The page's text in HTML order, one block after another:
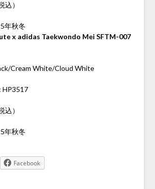
）
年秋冬
x adidas Taekwondo Mei SFTM-007
Cream White/Cloud White
HP3517
）
年秋冬
Facebook